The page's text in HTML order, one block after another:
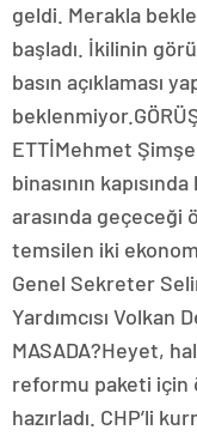
geldi. Merakla
başladı. İkilinin
basın açıklaması
ETTİMehmet
binasının
arasında geçeceği
temsilen iki
Genel Sekreter
Yardımcısı Volkan
MASADA?Heyet,
reformu paketi için
hazırladı. CHP’li